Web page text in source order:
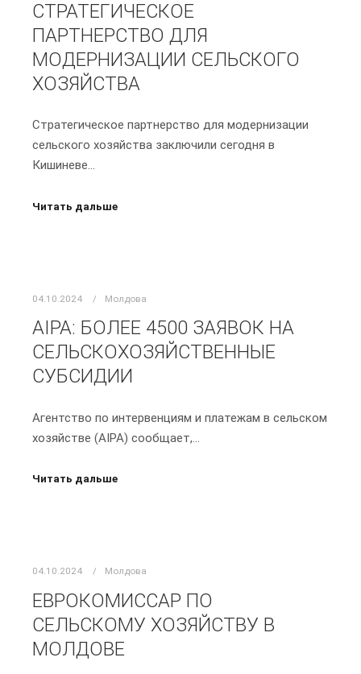
СТРАТЕГИЧЕСКОЕ
ПАРТНЕРСТВО ДЛЯ
МОДЕРНИЗАЦИИ СЕЛЬСКОГО
ХОЗЯЙСТВА
Стратегическое партнерство для модернизации
сельского хозяйства заключили сегодня в
Кишиневе…
Читать дальше
04.10.2024 Молдова
AIPA: БОЛЕЕ 4500 ЗАЯВОК НА
СЕЛЬСКОХОЗЯЙСТВЕННЫЕ
СУБСИДИИ
Агентство по интервенциям и платежам в сельском
хозяйстве (AIPA) сообщает,…
Читать дальше
04.10.2024 Молдова
ЕВРОКОМИССАР ПО
СЕЛЬСКОМУ ХОЗЯЙСТВУ В
МОЛДОВЕ